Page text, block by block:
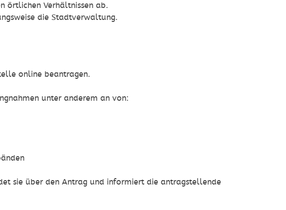
örtlichen Verhältnissen ab.
die Stadtverwaltung.
online beantragen.
unter anderem an von:
sie über den Antrag und informiert die antragstellende